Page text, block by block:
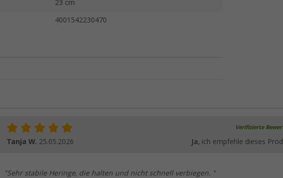
23 cm
4001542230470
Verifizierte
Tanja W. 25.05.2026 Ja, ich empfehle dieses
"Sehr stabile Heringe, die halten und nicht schnell verbiegen. "